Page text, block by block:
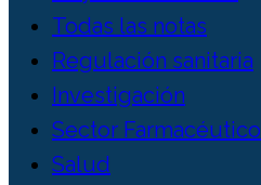
Todas las notas
Regulación sanitaria
Investigación
Sector Farmacéutico
Salud